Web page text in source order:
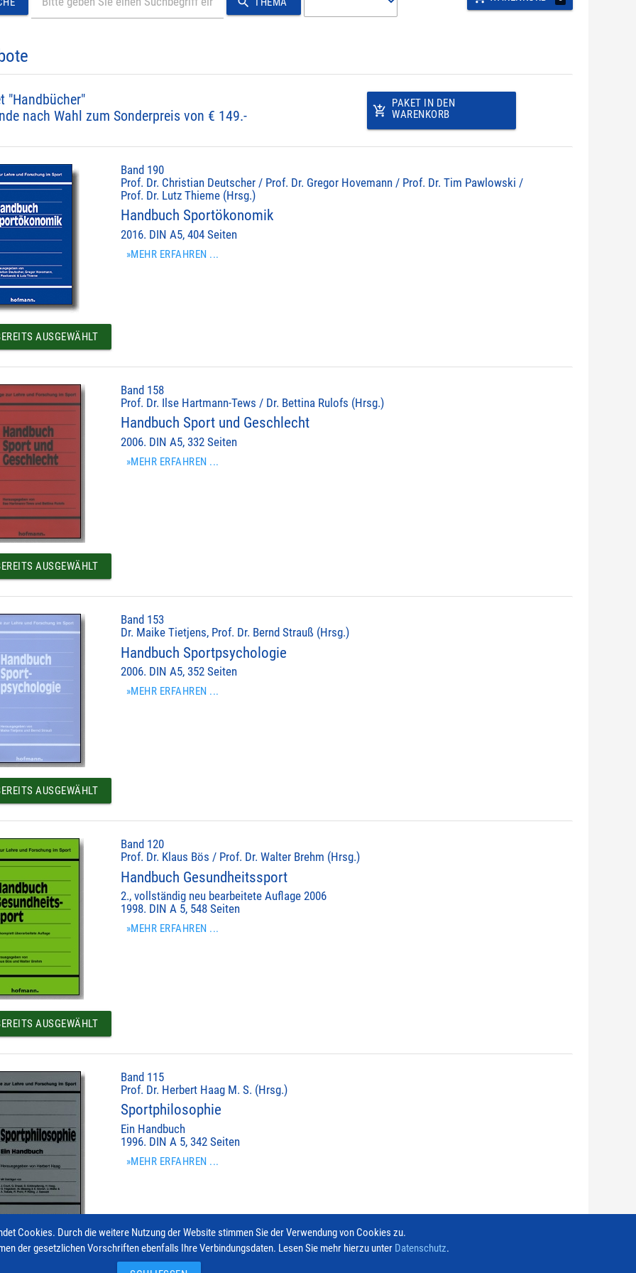
"Handbücher"
nach Wahl zum Sonderpreis von € 149.-
add_shopping_cart
PAKET IN DEN
WARENKORB
Band 190
Prof. Dr. Christian Deutscher / Prof. Dr. Gregor Hovemann / Prof. Dr. Tim Pawlowski /
Prof. Dr. Lutz Thieme (Hrsg.)
Handbuch Sportökonomik
2016. DIN A5, 404 Seiten
»MEHR ERFAHREN ...
AUSGEWÄHLT
Band 158
Prof. Dr. Ilse Hartmann-Tews / Dr. Bettina Rulofs (Hrsg.)
Handbuch Sport und Geschlecht
2006. DIN A5, 332 Seiten
»MEHR ERFAHREN ...
AUSGEWÄHLT
Band 153
Dr. Maike Tietjens, Prof. Dr. Bernd Strauß (Hrsg.)
Handbuch Sportpsychologie
2006. DIN A5, 352 Seiten
»MEHR ERFAHREN ...
AUSGEWÄHLT
Band 120
Prof. Dr. Klaus Bös / Prof. Dr. Walter Brehm (Hrsg.)
Handbuch Gesundheitssport
2., vollständig neu bearbeitete Auflage 2006
1998. DIN A 5, 548 Seiten
»MEHR ERFAHREN ...
AUSGEWÄHLT
Band 115
Prof. Dr. Herbert Haag M. S. (Hrsg.)
Sportphilosophie
Ein Handbuch
1996. DIN A 5, 342 Seiten
»MEHR ERFAHREN ...
AUSGEWÄHLT
Cookies. Durch die weitere Nutzung der Website stimmen Sie der Verwendung von Cookies zu.
der gesetzlichen Vorschriften ebenfalls Ihre Verbindungsdaten. Lesen Sie mehr hierzu unter Datenschutz.